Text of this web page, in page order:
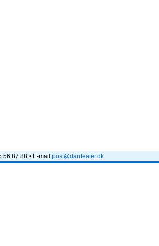
87 88 • E-mail post@danteater.dk